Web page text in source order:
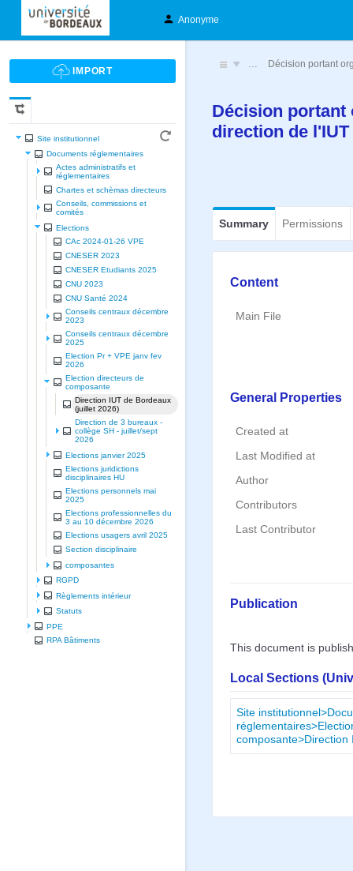
Anonyme
Site institutionnel
Documents réglementaires
Actes administratifs et
réglementaires
Chartes et schèmas directeurs
Conseils, commissions et
comités
Elections
CAc 2024-01-26 VPE
CNESER 2023
CNESER Etudiants 2025
CNU 2023
CNU Santé 2024
Conseils centraux décembre
2023
Conseils centraux décembre
2025
Election Pr + VPE janv fev
2026
Election directeurs de
composante
Direction IUT de Bordeaux
(juillet 2026)
Direction de 3 bureaux -
collège SH - juillet/sept
2026
Elections janvier 2025
Elections juridictions
disciplinaires HU
Elections personnels mai
2025
Elections professionnelles du
3 au 10 décembre 2026
Elections usagers avril 2025
Section disciplinaire
composantes
RGPD
Règlements intérieur
Statuts
PPE
RPA Bâtiments
… Décision portant
Décision portant
direction de
Summary Permissions
Content
Main File
General Properties
Created at
Last Modified at
Author
Contributors
Last Contributor
Publication
This document is
Local Sections
Site
composante>Direction